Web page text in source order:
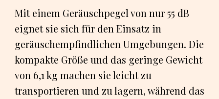
Mit einem Geräuschpegel von nur 55 dB
eignet sie sich für den Einsatz in
geräuschempfindlichen Umgebungen. Die
kompakte Größe und das geringe Gewicht
von 6,1 kg machen sie leicht zu
transportieren und zu lagern, während das